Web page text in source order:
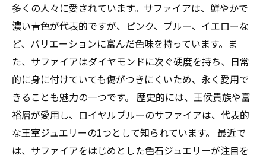
多くの人々に愛されています。サファイアは、鮮やかで
濃い青色が代表的ですが、ピンク、ブルー、イエローな
ど、バリエーションに富んだ色味を持っています。ま
た、サファイアはダイヤモンドに次ぐ硬度を持ち、日常
的に身に付けていても傷がつきにくいため、永く愛用で
きることも魅力の一つです。 歴史的には、王侯貴族や富
裕層が愛用し、ロイヤルブルーのサファイアは、代表的
な王室ジュエリーの1つとして知られています。 最近で
は、サファイアをはじめとした色石ジュエリーが注目を